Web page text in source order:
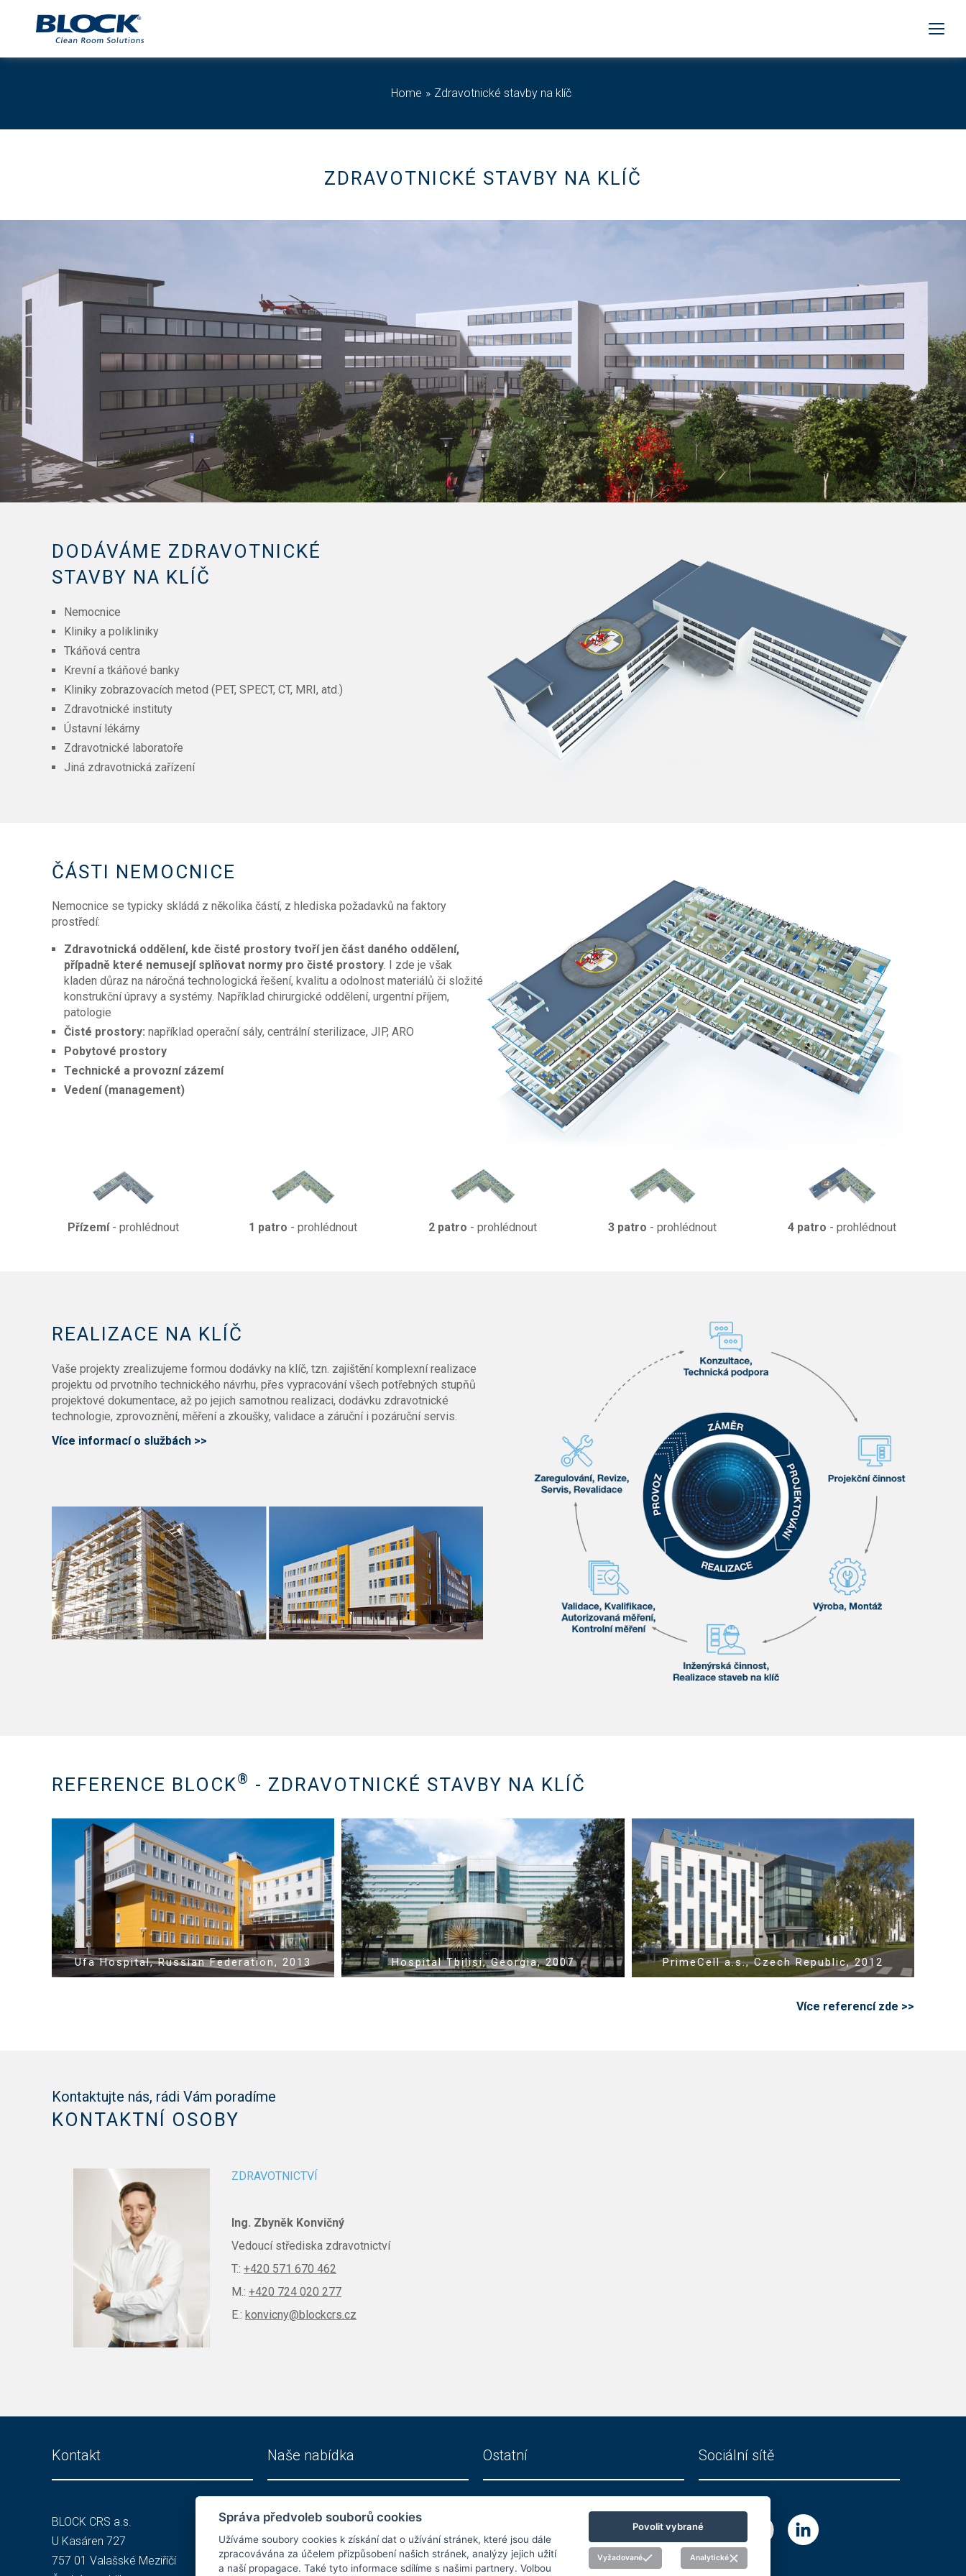
Home Zdravotnické stavby na klíč
ZDRAVOTNICKÉ STAVBY NA KLÍČ
DODÁVÁME ZDRAVOTNICKÉ
STAVBY NA KLÍČ
Nemocnice
Kliniky a polikliniky
Tkáňová centra
Krevní a tkáňové banky
Kliniky zobrazovacích metod (PET, SPECT, CT, MRI, atd.)
Zdravotnické instituty
Ústavní lékárny
Zdravotnické laboratoře
Jiná zdravotnická zařízení
ČÁSTI NEMOCNICE
Nemocnice se typicky skládá z několika částí, z hlediska požadavků na faktory
prostředí:
Zdravotnická oddělení, kde čisté prostory tvoří jen část daného oddělení,
případně které nemusejí splňovat normy pro čisté prostory. I zde je však
kladen důraz na náročná technologická řešení, kvalitu a odolnost materiálů či složité
konstrukční úpravy a systémy. Například chirurgické oddělení, urgentní příjem,
patologie
Čisté prostory: například operační sály, centrální sterilizace, JIP, ARO
Pobytové prostory
Technické a provozní zázemí
Vedení (management)
Přízemí- prohlédnout 1 patro - prohlédnout 2 patro - prohlédnout 3 patro - prohlédnout 4 patro - prohlédnout
REALIZACE NA KLÍČ
Vaše projekty zrealizujeme formou dodávky na klíč, tzn. zajištění komplexní realizace
projektu od prvotního technického návrhu, přes vypracování všech potřebných stupňů
projektové dokumentace, až po jejich samotnou realizaci, dodávku zdravotnické
technologie, zprovoznění, měření a zkoušky, validace a záruční i pozáruční servis.
Více informací o službách >>
REFERENCE BLOCK® - ZDRAVOTNICKÉ STAVBY NA KLÍČ
Ufa Hospital, Russian Federation, 2013
Show PDF
Hospital Tbilisi, Georgia, 2007
Show PDF
PrimeCell a.s., Czech Republic, 2012
Show PDF
Více referencí zde >>
Kontaktujte nás, rádi Vám poradíme
KONTAKTNÍ OSOBY
ZDRAVOTNICTVÍ
Ing. Zbyněk Konvičný
Vedoucí střediska zdravotnictví
T.: +420 571 670 462
M.: +420 724 020 277
E.: konvicny@blockcrs.cz
Kontakt
BLOCK CRS a.s.
U Kasáren 727
757 01 Valašské Meziříčí
Naše nabídka
Investiční celky
Čisté prostory
Služby
Ostatní
Kariéra
Reference
Sociální sítě
Správa předvoleb souborů cookies
Užíváme soubory cookies k získání dat o užívání stránek, které jsou dále
zpracovávána za účelem přizpůsobení našich stránek, analýzy jejich užití
a naší propagace. Také tyto informace sdílíme s našimi partnery. Volbou
Povolit vybrané
Vyžadované Analytické